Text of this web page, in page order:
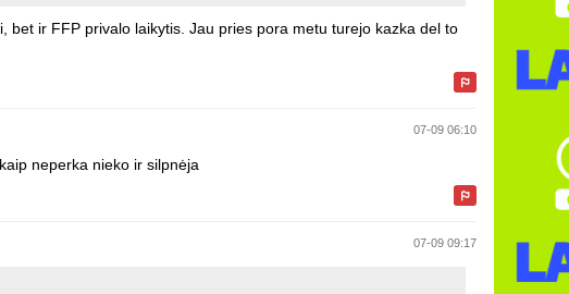
bet ir FFP privalo laikytis. Jau pries pora metu turejo kazka del to
07-09 06:10
neperka nieko ir silpnėja
07-09 09:17